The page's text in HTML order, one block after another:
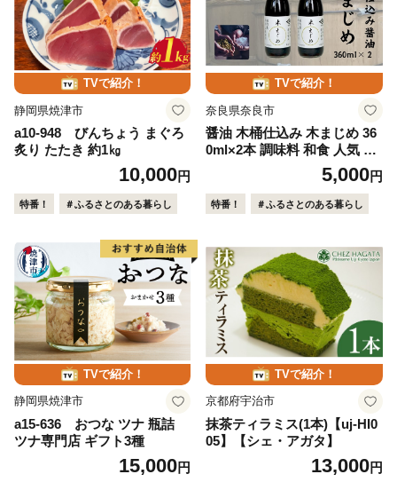
TVで紹介！
静岡県焼津市
a10-948 びんちょう まぐろ
炙り たたき 約1㎏
10,000円
特番！ ＃ふるさとのある暮らし
TVで紹介！
奈良県奈良市
醤油 木桶仕込み 木まじめ 36
0ml×2本 調味料 和食 人気 お
すすめ 国産大豆 発酵 調味料
料理 老舗 木桶仕込み醤油 木
まじめ イゲタ 株式会社井上
本店 奈良県 奈良市 5-020
5,000円
特番！ ＃ふるさとのある暮らし
TVで紹介！
静岡県焼津市
a15-636 おつな ツナ 瓶詰
ツナ専門店 ギフト3種
15,000円
TVで紹介！
京都府宇治市
抹茶ティラミス(1本)【uj-HI0
05】【シェ・アガタ】
13,000円